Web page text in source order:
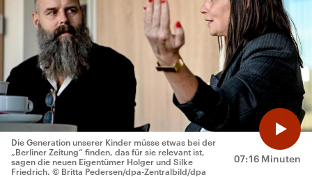
07:16 Minuten
Die Generation unserer Kinder müsse etwas bei der
„Berliner Zeitung“ finden, das für sie relevant ist,
sagen die neuen Eigentümer Holger und Silke
Friedrich. © Britta Pedersen/dpa-Zentralbild/dpa